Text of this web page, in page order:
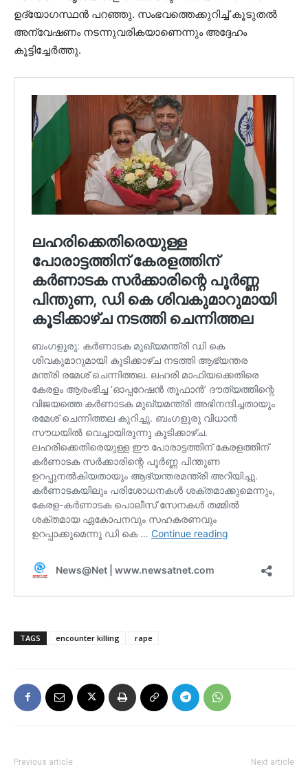
ഉദ്യോഗസ്ഥന്‍ പറഞ്ഞു. സംഭവത്തെക്കുറിച്ച് കൂടുതല്‍
അന്വേഷണം നടന്നുവരികയാണെന്നും അദ്ദേഹം
കൂട്ടിച്ചേര്‍ത്തു.
TAGS encounter killing rape
Previous article Next article